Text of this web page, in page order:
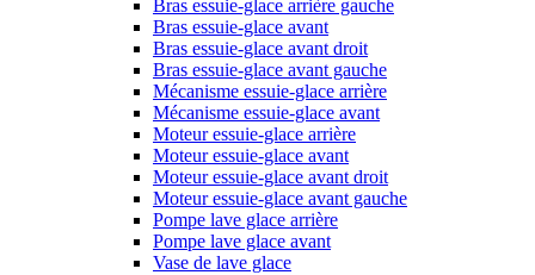
Bras essuie-glace arrière gauche
Bras essuie-glace avant
Bras essuie-glace avant droit
Bras essuie-glace avant gauche
Mécanisme essuie-glace arrière
Mécanisme essuie-glace avant
Moteur essuie-glace arrière
Moteur essuie-glace avant
Moteur essuie-glace avant droit
Moteur essuie-glace avant gauche
Pompe lave glace arrière
Pompe lave glace avant
Vase de lave glace